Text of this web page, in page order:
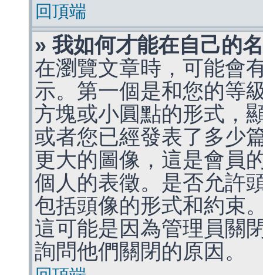
回頂端
» 我如何才能在自己的
在瀏覽文章時，可能會
示。第一個是和您的等
方塊或小圓點的形式，
或者您已經發表了多少
更大的圖像，這是會員
個人的表徵。是否允許
包括頭像的形式和約束
這可能是因為管理員關
詢問他們關閉的原因。